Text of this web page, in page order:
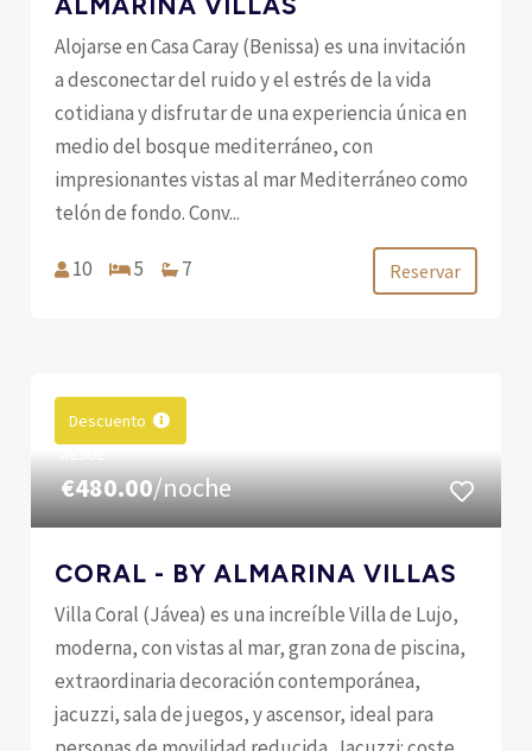
Alojarse en Casa Caray (Benissa) es una invitación
a desconectar del ruido y el estrés de la vida
cotidiana y disfrutar de una experiencia única en
medio del bosque mediterráneo, con
impresionantes vistas al mar Mediterráneo como
telón de fondo. Conv...
10 5 7 Reservar
Descuento
€480.00/noche
CORAL - BY ALMARINA VILLAS
Villa Coral (Jávea) es una increíble Villa de Lujo,
moderna, con vistas al mar, gran zona de piscina,
extraordinaria decoración contemporánea,
jacuzzi, sala de juegos, y ascensor, ideal para